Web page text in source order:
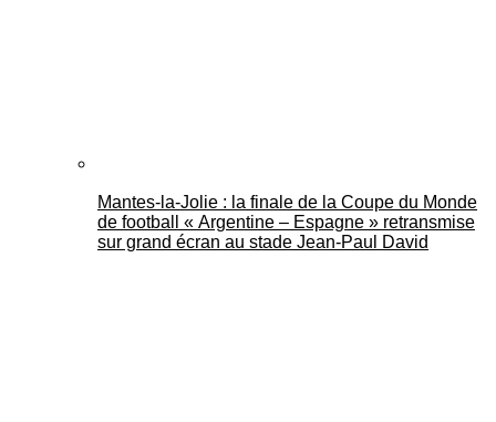
Mantes-la-Jolie : la finale de la Coupe du Monde
de football « Argentine – Espagne » retransmise
sur grand écran au stade Jean-Paul David